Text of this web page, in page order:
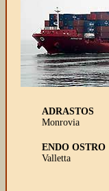
ADRASTOS
Monrovia
ENDO OSTRO
Valletta